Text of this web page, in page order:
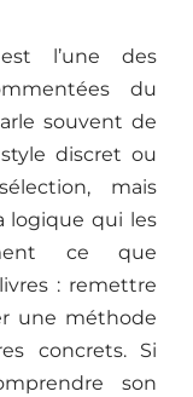
l’une des
du
souvent de
discret ou
mais
logique qui les
ce que
: remettre
une méthode
concrets. Si
son